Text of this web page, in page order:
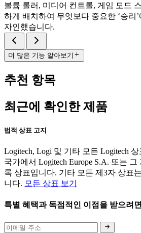
볼륨 롤러, 미디어 컨트롤, 게임 모드
하게 배치하여 무엇보다 중요한 ‘승리
자인했습니다.
더 많은 기능 알아보기
추천 항목
최근에 확인한 제품
법적 상표 고지
Logitech, Logi 및 기타 모든 Logitech
국가에서 Logitech Europe S.A. 또는
록 상표입니다. 기타 모든 제3자 상표
니다. 모든 상표 보기
특별 혜택과 독점적인 이점을 받으려